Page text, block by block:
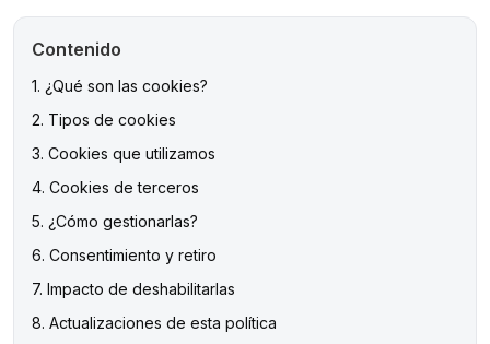
Contenido
1. ¿Qué son las cookies?
2. Tipos de cookies
3. Cookies que utilizamos
4. Cookies de terceros
5. ¿Cómo gestionarlas?
6. Consentimiento y retiro
7. Impacto de deshabilitarlas
8. Actualizaciones de esta política